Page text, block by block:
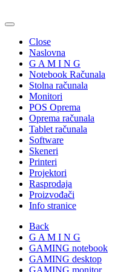
Close
Naslovna
G A M I N G
Notebook Računala
Stolna računala
Monitori
POS Oprema
Oprema računala
Tablet računala
Software
Skeneri
Printeri
Projektori
Rasprodaja
Proizvođači
Info stranice
Back
G A M I N G
GAMING notebook
GAMING desktop
GAMING monitor